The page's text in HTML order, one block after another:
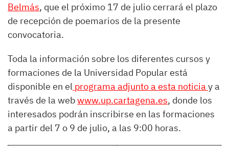
Belmás, que el próximo 17 de julio cerrará el plazo
de recepción de poemarios de la presente
convocatoria.
Toda la información sobre los diferentes cursos y
formaciones de la Universidad Popular está
disponible en el programa adjunto a esta noticiay a
través de la webwww.up.cartagena.es, donde los
interesados podrán inscribirse en las formaciones
a partir del 7 o 9 de julio, a las 9:00 horas.